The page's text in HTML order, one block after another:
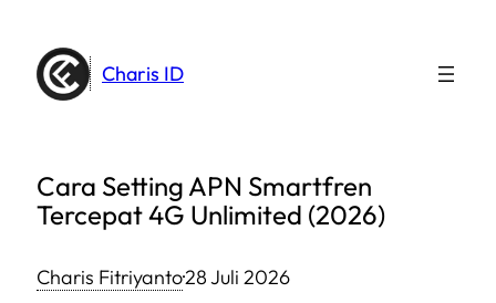
konten
Charis ID
Cara Setting APN Smartfren
Tercepat 4G Unlimited (2026)
Charis Fitriyanto·28 Juli 2026